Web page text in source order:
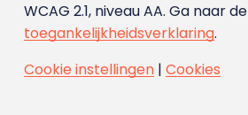
WCAG 2.1, niveau AA. Ga naar de
toegankelijkheidsverklaring.
Cookie instellingen| Cookies